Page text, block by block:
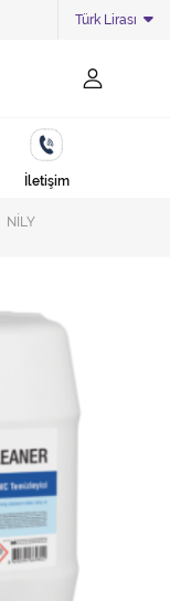
Türk Lirası
İletişim
NİLY